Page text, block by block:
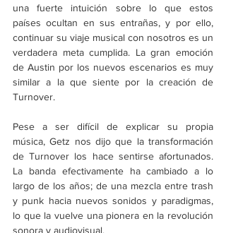
una fuerte intuición sobre lo que estos
países ocultan en sus entrañas, y por ello,
continuar su viaje musical con nosotros es un
verdadera meta cumplida. La gran emoción
de Austin por los nuevos escenarios es muy
similar a la que siente por la creación de
Turnover.
Pese a ser difícil de explicar su propia
música, Getz nos dijo que la transformación
de Turnover los hace sentirse afortunados.
La banda efectivamente ha cambiado a lo
largo de los años; de una mezcla entre trash
y punk hacia nuevos sonidos y paradigmas,
lo que la vuelve una pionera en la revolución
sonora y audiovisual.